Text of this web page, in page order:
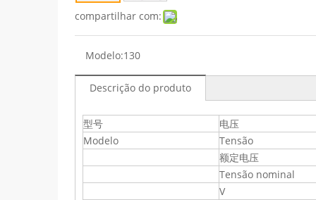
compartilhar com:
Modelo:130
Descrição do produto
型号 电压
Modelo
Tensão
额定电压
Tensão nominal
V